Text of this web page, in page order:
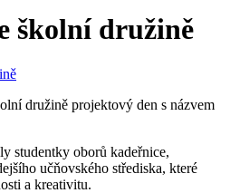
školní družině
družině projektový den s názvem
studentky oborů kadeřnice,
učňovského střediska, které
a kreativitu.